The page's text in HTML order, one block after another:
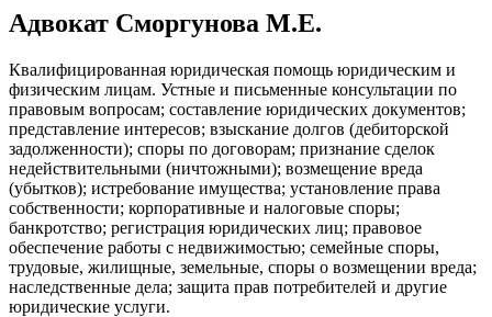
Адвокат Сморгунова М.Е.
Квалифицированная юридическая помощь юридическим и
физическим лицам. Устные и письменные консультации по
правовым вопросам; составление юридических документов;
представление интересов; взыскание долгов (дебиторской
задолженности); споры по договорам; признание сделок
недействительными (ничтожными); возмещение вреда
(убытков); истребование имущества; установление права
собственности; корпоративные и налоговые споры;
банкротство; регистрация юридических лиц; правовое
обеспечение работы с недвижимостью; семейные споры,
трудовые, жилищные, земельные, споры о возмещении вреда;
наследственные дела; защита прав потребителей и другие
юридические услуги.